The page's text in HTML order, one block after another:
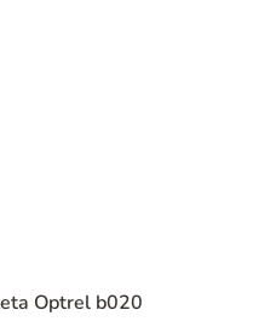
Optrel b020